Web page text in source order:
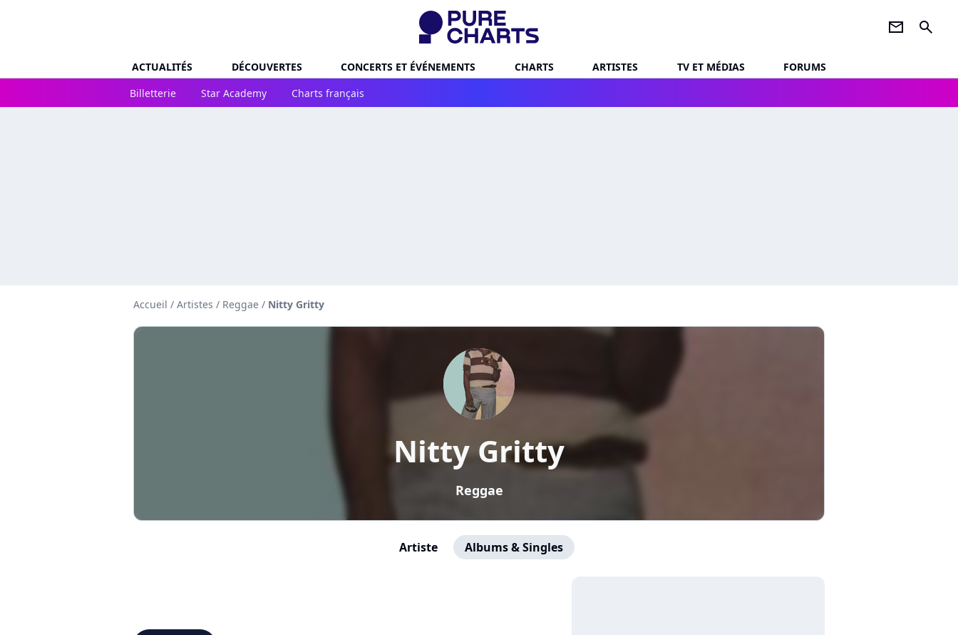
newsletter search
ACTUALITÉS DÉCOUVERTES CONCERTS ET ÉVÉNEMENTS CHARTS ARTISTES TV ET MÉDIAS
FORUMS
Billetterie
Star Academy Charts français
Accueil / Artistes / Reggae / Nitty Gritty
Nitty Gritty
Reggae
Artiste Albums & Singles